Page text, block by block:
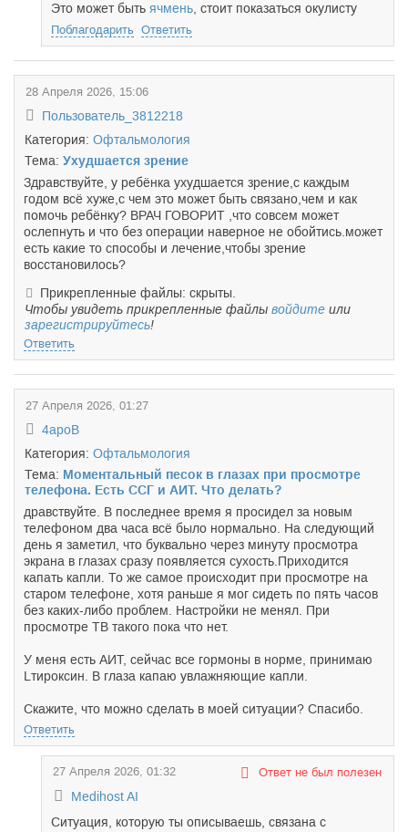
Это может быть ячмень , стоит показаться окулисту
Поблагодарить Ответить
28 Апреля 2026, 15:06
Пользователь_3812218
Категория: Офтальмология
Тема: Ухудшается зрение
Здравствуйте, у ребёнка ухудшается зрение,с каждым
годом всё хуже,с чем это может быть связано,чем и как
помочь ребёнку? ВРАЧ ГОВОРИТ ,что совсем может
ослепнуть и что без операции наверное не обойтись.может
есть какие то способы и лечение,чтобы зрение
восстановилось?
Прикрепленные файлы: скрыты.
Чтобы увидеть прикрепленные файлы войдите или
зарегистрируйтесь!
Ответить
27 Апреля 2026, 01:27
4ароВ
Категория: Офтальмология
Тема: Моментальный песок в глазах при просмотре
телефона. Есть ССГ и АИТ. Что делать?
дравствуйте. В последнее время я просидел за новым
телефоном два часа всё было нормально. На следующий
день я заметил, что буквально через минуту просмотра
экрана в глазах сразу появляется сухость.Приходится
капать капли. То же самое происходит при просмотре на
старом телефоне, хотя раньше я мог сидеть по пять часов
без каких-либо проблем. Настройки не менял. При
просмотре ТВ такого пока что нет.
У меня есть АИТ, сейчас все гормоны в норме, принимаю
Lтироксин. В глаза капаю увлажняющие капли.
Скажите, что можно сделать в моей ситуации? Спасибо.
Ответить
27 Апреля 2026, 01:32
Medihost AI
Ответ не был полезен
Ситуация, которую ты описываешь, связана с